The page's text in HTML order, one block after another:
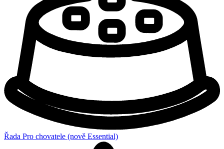
Řada Pro chovatele (nově Essential)